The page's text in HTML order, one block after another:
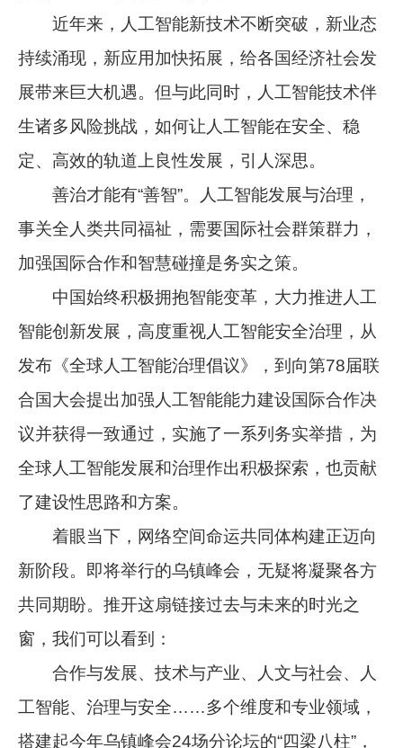
近年来，人工智能新技术不断突破，新业态
持续涌现，新应用加快拓展，给各国经济社会发
展带来巨大机遇。但与此同时，人工智能技术伴
生诸多风险挑战，如何让人工智能在安全、稳
定、高效的轨道上良性发展，引人深思。
善治才能有“善智”。人工智能发展与治理，
事关全人类共同福祉，需要国际社会群策群力，
加强国际合作和智慧碰撞是务实之策。
中国始终积极拥抱智能变革，大力推进人工
智能创新发展，高度重视人工智能安全治理，从
发布《全球人工智能治理倡议》，到向第78届联
合国大会提出加强人工智能能力建设国际合作决
议并获得一致通过，实施了一系列务实举措，为
全球人工智能发展和治理作出积极探索，也贡献
了建设性思路和方案。
着眼当下，网络空间命运共同体构建正迈向
新阶段。即将举行的乌镇峰会，无疑将凝聚各方
共同期盼。推开这扇链接过去与未来的时光之
窗，我们可以看到：
合作与发展、技术与产业、人文与社会、人
工智能、治理与安全……多个维度和专业领域，
搭建起今年乌镇峰会24场分论坛的“四梁八柱”，